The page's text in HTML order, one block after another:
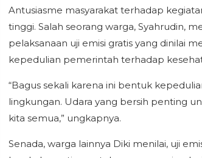
Antusiasme masyarakat terhadap
tinggi. Salah seorang warga, Syahrudin,
pelaksanaan uji emisi gratis yang dinilai
kepedulian pemerintah terhadap
“Bagus sekali karena ini bentuk
lingkungan. Udara yang bersih penting
kita semua,” ungkapnya.
Senada, warga lainnya Diki menilai, uji